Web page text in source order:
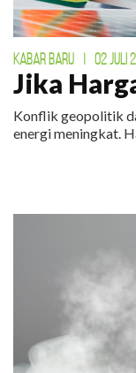
KABAR BARU 02 JULI
Jika
Konflik geopolitik
energi meningkat.